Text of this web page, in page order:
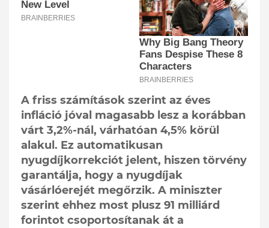
A friss számítások szerint az éves
infláció jóval magasabb lesz a korábban
várt 3,2%-nál, várhatóan 4,5% körül
alakul. Ez automatikusan
nyugdíjkorrekciót jelent, hiszen törvény
garantálja, hogy a nyugdíjak
vásárlóerejét megőrzik. A miniszter
szerint ehhez most plusz 91 milliárd
forintot csoportosítanak át a